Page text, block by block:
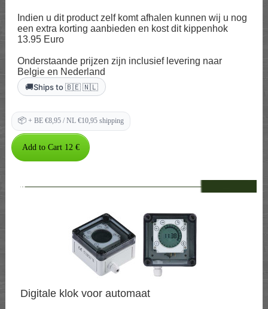
Indien u dit product zelf komt afhalen kunnen wij u nog
een extra korting aanbieden en kost dit kippenhok
13.95 Euro
Onderstaande prijzen zijn inclusief levering naar
Belgie en Nederland
🚚Ships to 🇧🇪 🇳🇱
📦 + BE €8,95 / NL €10,95 shipping
--
Digitale klok voor automaat